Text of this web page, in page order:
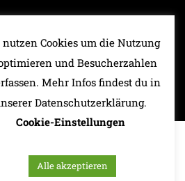
HAFTUNGSAUSSCHLUSS
Cookies um die Nutzung
und Besucherzahlen
Mehr Infos findest du in
Datenschutzerklärung.
Cookie-Einstellungen
Alle akzeptieren